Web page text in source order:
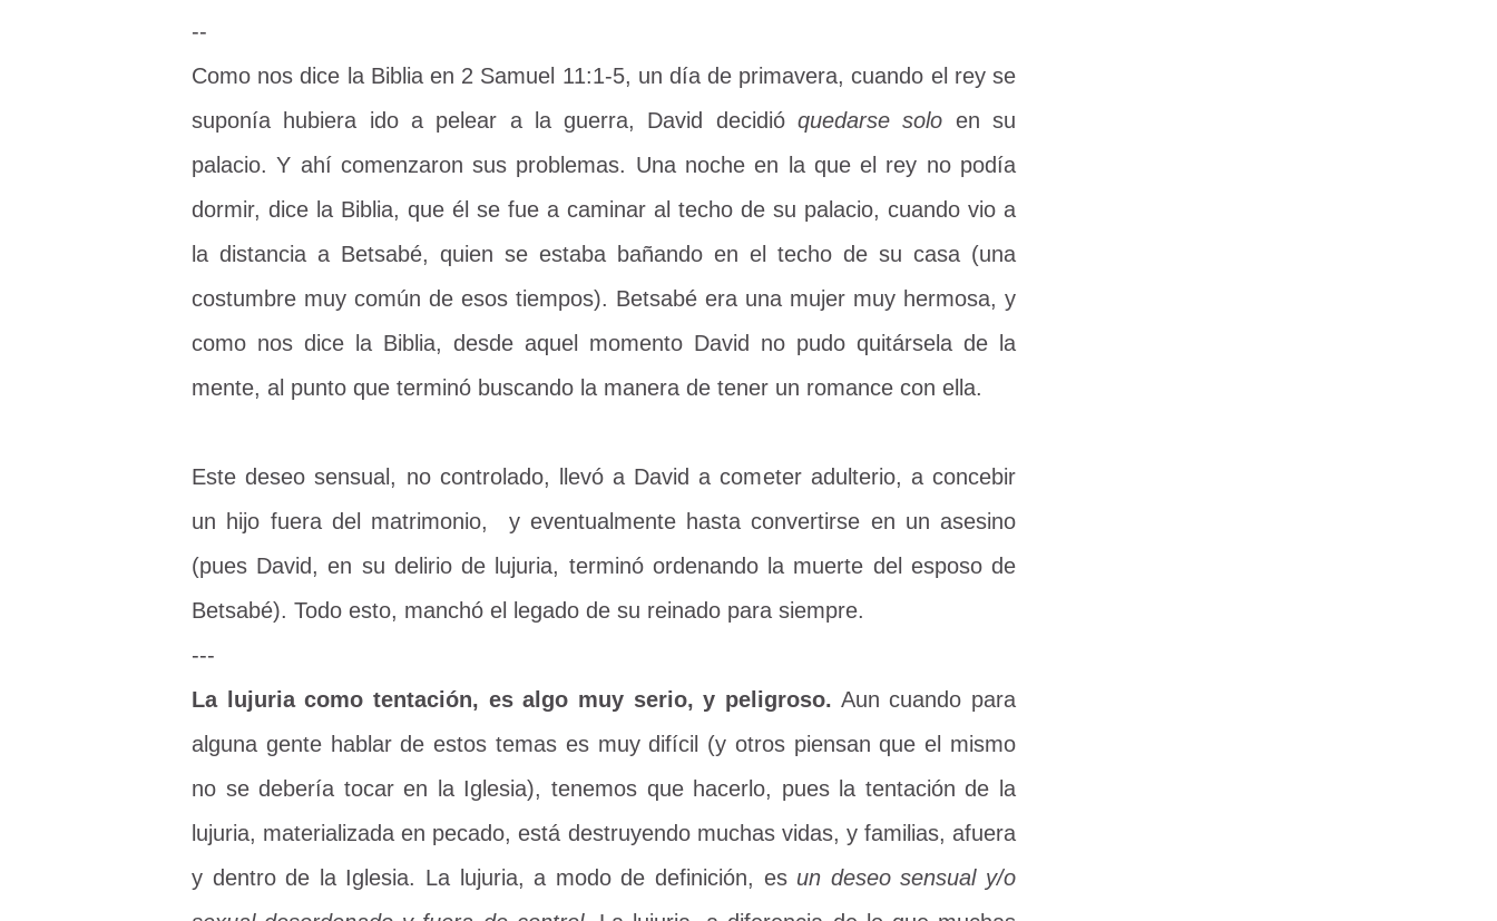
--
Como nos dice la Biblia en 2 Samuel 11:1-5, un día de primavera, cuando el rey se
suponía hubiera ido a pelear a la guerra, David decidióquedarse solo en su
palacio. Y ahí comenzaron sus problemas. Una noche en la que el rey no podía
dormir, dice la Biblia, que él se fue a caminar al techo de su palacio, cuando vio a
la distancia a Betsabé, quien se estaba bañando en el techo de su casa (una
costumbre muy común de esos tiempos). Betsabé era una mujer muy hermosa, y
como nos dice la Biblia, desde aquel momento David no pudo quitársela de la
mente, al punto que terminó buscando la manera de tener un romance con ella.
Este deseo sensual, no controlado, llevó a David a cometer adulterio, a concebir
un hijo fuera del matrimonio, y eventualmente hasta convertirse en un asesino
(pues David, en su delirio de lujuria, terminó ordenando la muerte del esposo de
Betsabé). Todo esto, manchó el legado de su reinado para siempre.
---
La lujuria como tentación, es algo muy serio, y peligroso. Aun cuando para
alguna gente hablar de estos temas es muy difícil (y otros piensan que el mismo
no se debería tocar en la Iglesia), tenemos que hacerlo, pues la tentación de la
lujuria, materializada en pecado, está destruyendo muchas vidas, y familias, afuera
y dentro de la Iglesia. La lujuria, a modo de definición, es un deseo sensual y/o